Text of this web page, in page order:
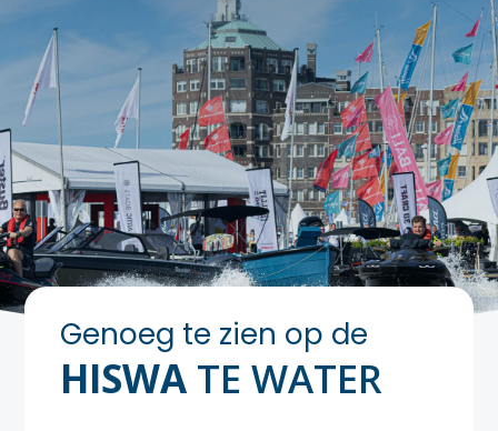
Genoeg te zien op de
HISWA TE WATER